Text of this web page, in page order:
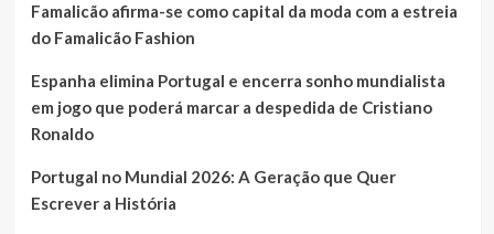
Famalicão afirma-se como capital da moda com a estreia
do Famalicão Fashion
Espanha elimina Portugal e encerra sonho mundialista
em jogo que poderá marcar a despedida de Cristiano
Ronaldo
Portugal no Mundial 2026: A Geração que Quer
Escrever a História